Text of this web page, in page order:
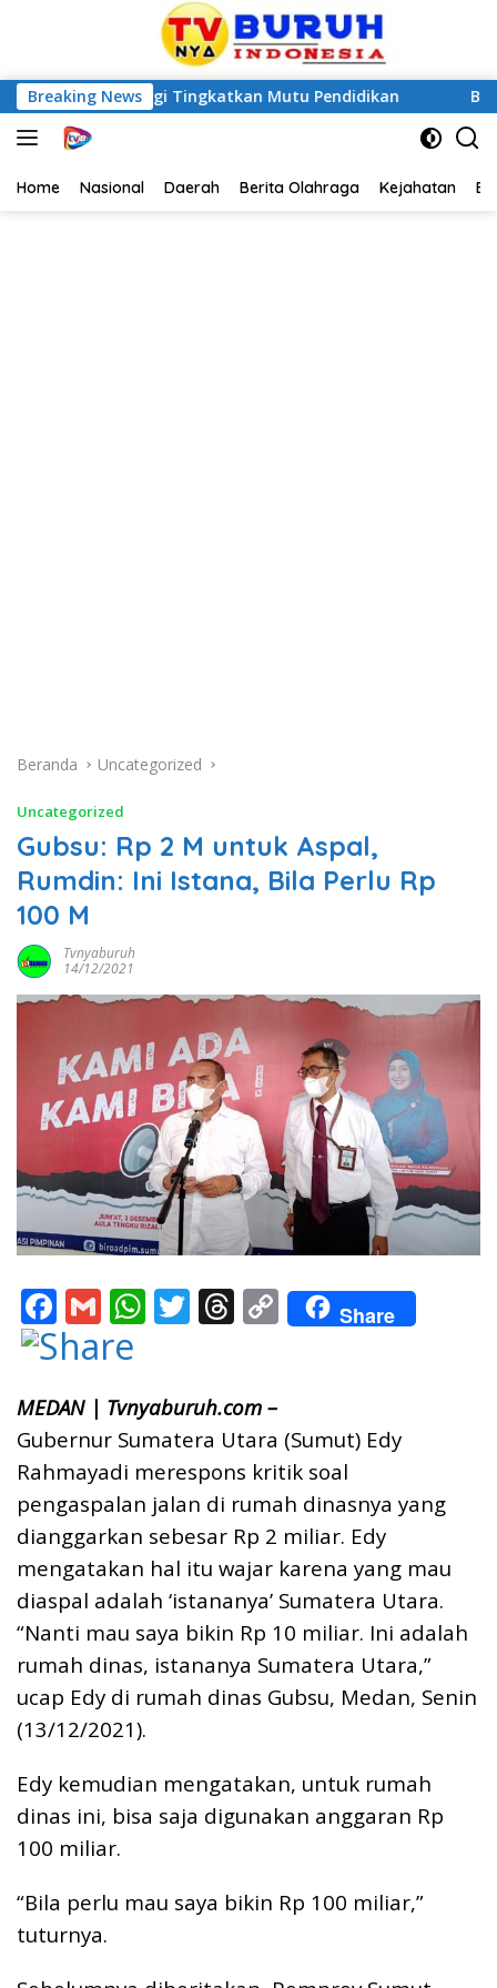
Breaking News
Sinergi Tingkatkan Mutu Pendidikan Berikut
Home Nasional Daerah Berita Olahraga Kejahatan
Beranda Uncategorized
Uncategorized
Gubsu: Rp 2 M untuk Aspal,
Rumdin: Ini Istana, Bila Perlu Rp
100 M
Tvnyaburuh
14/12/2021
F
ac
b
o
o
k
G
m
l
W
s
A
p
p
T
er
T
a
d
s
C
o
Li
n
k
Share
MEDAN | Tvnyaburuh.com –
Gubernur Sumatera Utara (Sumut) Edy
Rahmayadi merespons kritik soal
pengaspalan jalan di rumah dinasnya yang
dianggarkan sebesar Rp 2 miliar. Edy
mengatakan hal itu wajar karena yang mau
diaspal adalah ‘istananya’ Sumatera Utara.
“Nanti mau saya bikin Rp 10 miliar. Ini adalah
rumah dinas, istananya Sumatera Utara,”
ucap Edy di rumah dinas Gubsu, Medan, Senin
(13/12/2021).
Edy kemudian mengatakan, untuk rumah
dinas ini, bisa saja digunakan anggaran Rp
100 miliar.
“Bila perlu mau saya bikin Rp 100 miliar,”
tuturnya.